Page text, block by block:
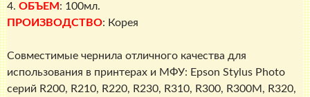
4. ОБЪЕМ : 100мл.
ПРОИЗВОДСТВО: Корея
Совместимые чернила отличного качества для
использования в принтерах и МФУ: Epson Stylus Photo
серий R200, R210, R220, R230, R310, R300, R300M, R320,